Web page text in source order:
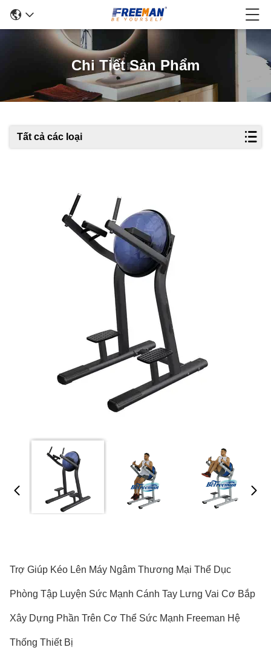
Chi Tiết Sản Phẩm
Tất cả các loại
Trợ Giúp Kéo Lên Máy Ngâm Thương Mại Thể Dục
Phòng Tập Luyện Sức Mạnh Cánh Tay Lưng Vai Cơ Bắp
Xây Dựng Phần Trên Cơ Thể Sức Mạnh Freeman Hệ
Thống Thiết Bị